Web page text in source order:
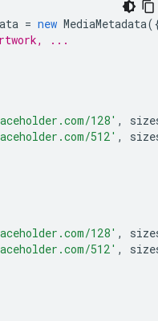
= new MediaMetadata
...
128' ,
512' ,
128' ,
512' ,